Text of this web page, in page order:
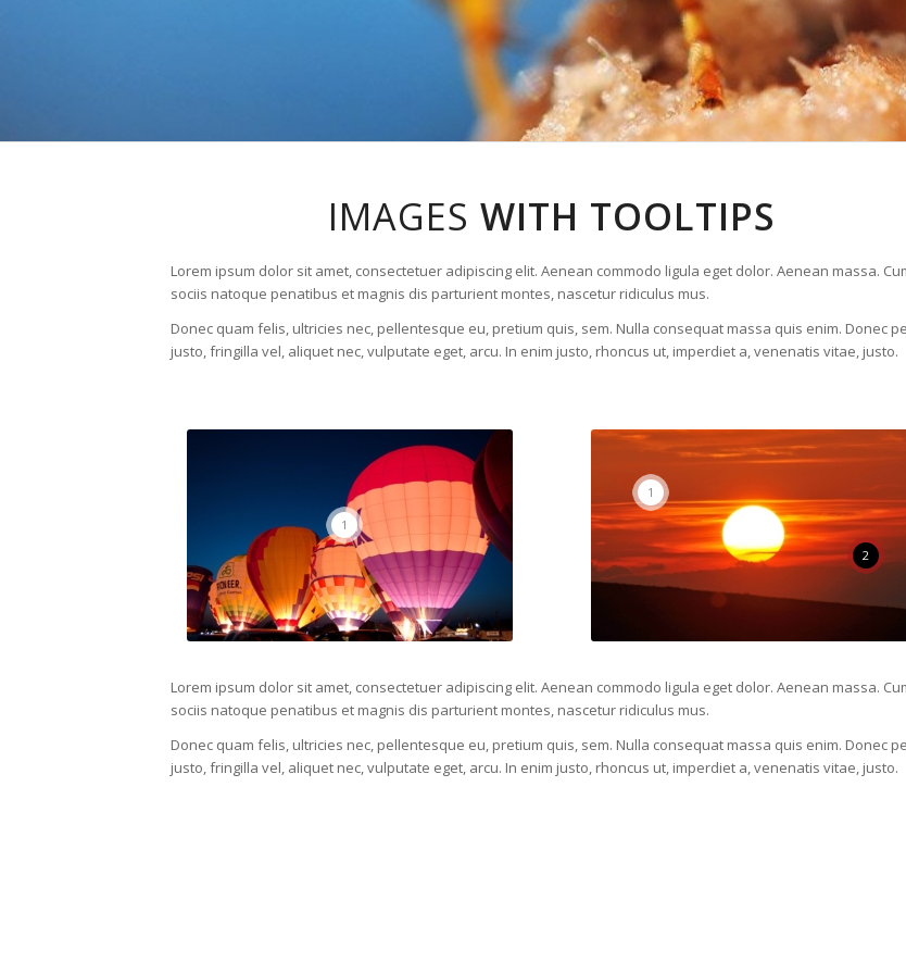
IMAGES WITH TOOLTIPS
Lorem ipsum dolor sit amet, consectetuer adipiscing elit. Aenean commodo ligula eget dolor. Aenean massa.
sociis natoque penatibus et magnis dis parturient montes, nascetur ridiculus mus.
Donec quam felis, ultricies nec, pellentesque eu, pretium quis, sem. Nulla consequat massa quis enim. Donec
justo, fringilla vel, aliquet nec, vulputate eget, arcu. In enim justo, rhoncus ut, imperdiet a, venenatis vitae, justo.
1
1
2
Lorem ipsum dolor sit amet, consectetuer adipiscing elit. Aenean commodo ligula eget dolor. Aenean massa.
sociis natoque penatibus et magnis dis parturient montes, nascetur ridiculus mus.
Donec quam felis, ultricies nec, pellentesque eu, pretium quis, sem. Nulla consequat massa quis enim. Donec
justo, fringilla vel, aliquet nec, vulputate eget, arcu. In enim justo, rhoncus ut, imperdiet a, venenatis vitae, justo.